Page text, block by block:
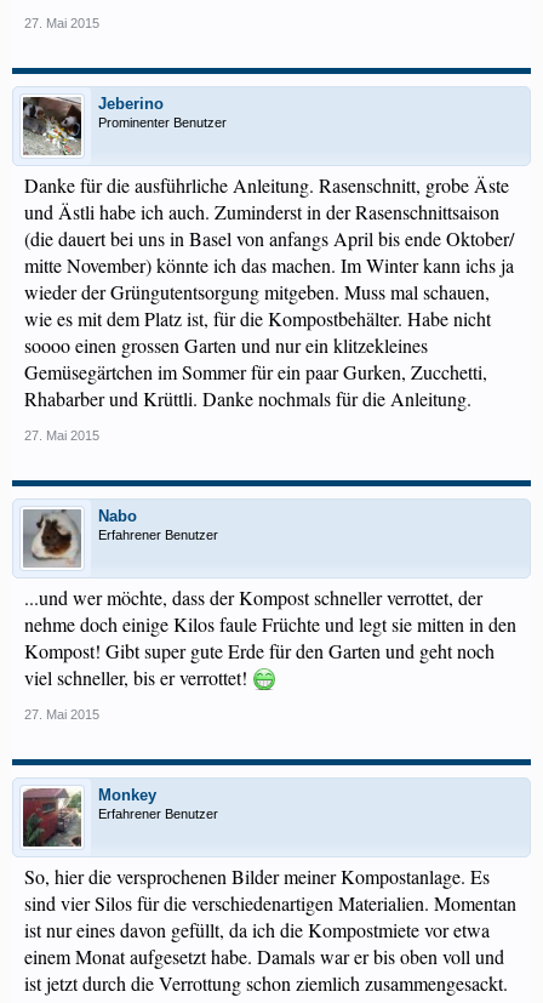
27. Mai 2015
Jeberino
Prominenter Benutzer
Danke für die ausführliche Anleitung. Rasenschnitt, grobe Äste
und Ästli habe ich auch. Zuminderst in der Rasenschnittsaison
(die dauert bei uns in Basel von anfangs April bis ende Oktober/
mitte November) könnte ich das machen. Im Winter kann ichs ja
wieder der Grüngutentsorgung mitgeben. Muss mal schauen,
wie es mit dem Platz ist, für die Kompostbehälter. Habe nicht
soooo einen grossen Garten und nur ein klitzekleines
Gemüsegärtchen im Sommer für ein paar Gurken, Zucchetti,
Rhabarber und Krüttli. Danke nochmals für die Anleitung.
27. Mai 2015
Nabo
Erfahrener Benutzer
...und wer möchte, dass der Kompost schneller verrottet, der
nehme doch einige Kilos faule Früchte und legt sie mitten in den
Kompost! Gibt super gute Erde für den Garten und geht noch
viel schneller, bis er verrottet!
27. Mai 2015
Monkey
Erfahrener Benutzer
So, hier die versprochenen Bilder meiner Kompostanlage. Es
sind vier Silos für die verschiedenartigen Materialien. Momentan
ist nur eines davon gefüllt, da ich die Kompostmiete vor etwa
einem Monat aufgesetzt habe. Damals war er bis oben voll und
ist jetzt durch die Verrottung schon ziemlich zusammengesackt.